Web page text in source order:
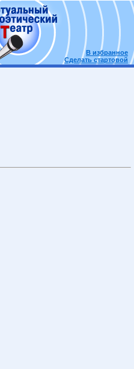
В избранное
Сделать стартовой